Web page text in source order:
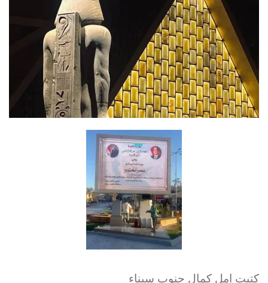
لاستقبال الجمهور
في "ثقافة وفنون"
اكتشاف المزيد من
اشترك للحصول على أحدث التدوينات المرسلة إلى بريدك